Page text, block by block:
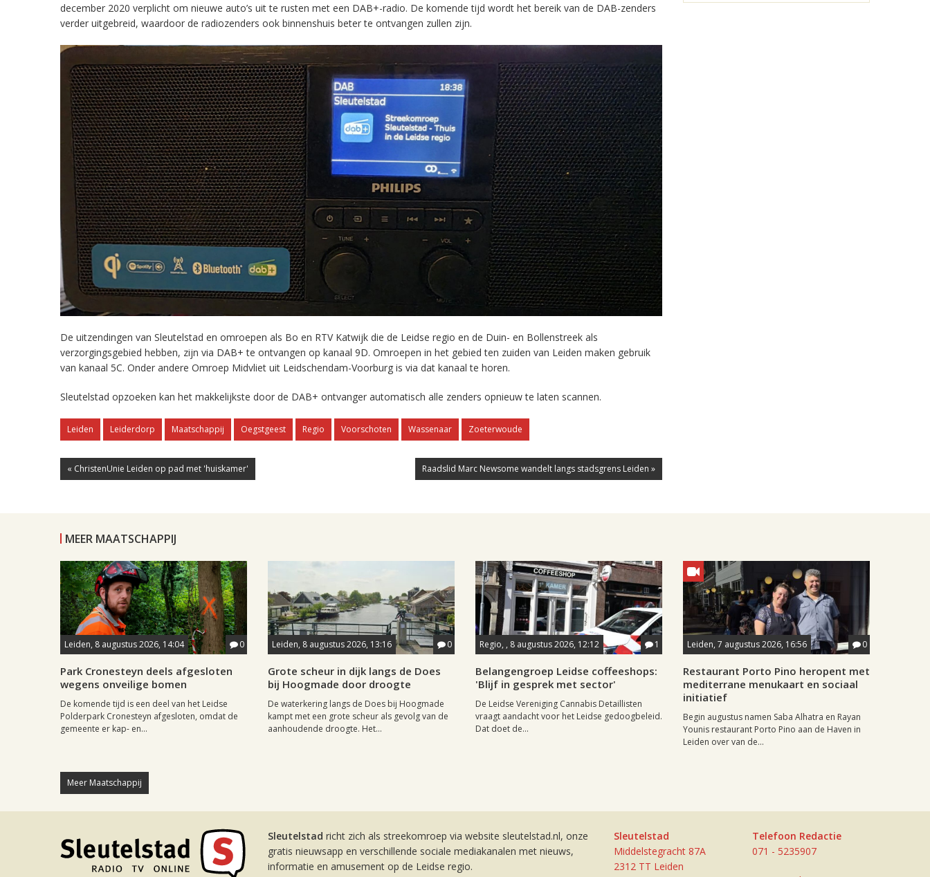
december 2020 verplicht om nieuwe auto’s uit te rusten met een DAB+-radio. De komende tijd wordt het bereik van de DAB-zenders
verder uitgebreid, waardoor de radiozenders ook binnenshuis beter te ontvangen zullen zijn.
De uitzendingen van Sleutelstad en omroepen als Bo en RTV Katwijk die de Leidse regio en de Duin- en Bollenstreek als
verzorgingsgebied hebben, zijn via DAB+ te ontvangen op kanaal 9D. Omroepen in het gebied ten zuiden van Leiden maken gebruik
van kanaal 5C. Onder andere Omroep Midvliet uit Leidschendam-Voorburg is via dat kanaal te horen.
Sleutelstad opzoeken kan het makkelijkste door de DAB+ ontvanger automatisch alle zenders opnieuw te laten scannen.
Leiden Leiderdorp Maatschappij Oegstgeest Regio Voorschoten Wassenaar Zoeterwoude
« ChristenUnie Leiden op pad met 'huiskamer' Raadslid Marc Newsome wandelt langs stadsgrens Leiden »
MEER MAATSCHAPPIJ
Leiden, 8 augustus 2026, 14:04 0
Park Cronesteyn deels afgesloten
wegens onveilige bomen
De komende tijd is een deel van het Leidse
Polderpark Cronesteyn afgesloten, omdat de
gemeente er kap- en...
Leiden, 8 augustus 2026, 13:16 0
Grote scheur in dijk langs de Does
bij Hoogmade door droogte
De waterkering langs de Does bij Hoogmade
kampt met een grote scheur als gevolg van de
aanhoudende droogte. Het...
Regio, , 8 augustus 2026, 12:12 1
Belangengroep Leidse coffeeshops:
'Blijf in gesprek met sector'
De Leidse Vereniging Cannabis Detaillisten
vraagt aandacht voor het Leidse gedoogbeleid.
Dat doet de...
Leiden, 7 augustus 2026, 16:56 0
Restaurant Porto Pino heropent met
mediterrane menukaart en sociaal
initiatief
Begin augustus namen Saba Alhatra en Rayan
Younis restaurant Porto Pino aan de Haven in
Leiden over van de...
Meer Maatschappij
Sleutelstad richt zich als streekomroep via website sleutelstad.nl, onze
gratis nieuwsapp en verschillende sociale mediakanalen met nieuws,
informatie en amusement op de Leidse regio.
Sleutelstad
Middelstegracht 87A
2312 TT Leiden
Telefoon Redactie
071 - 5235907